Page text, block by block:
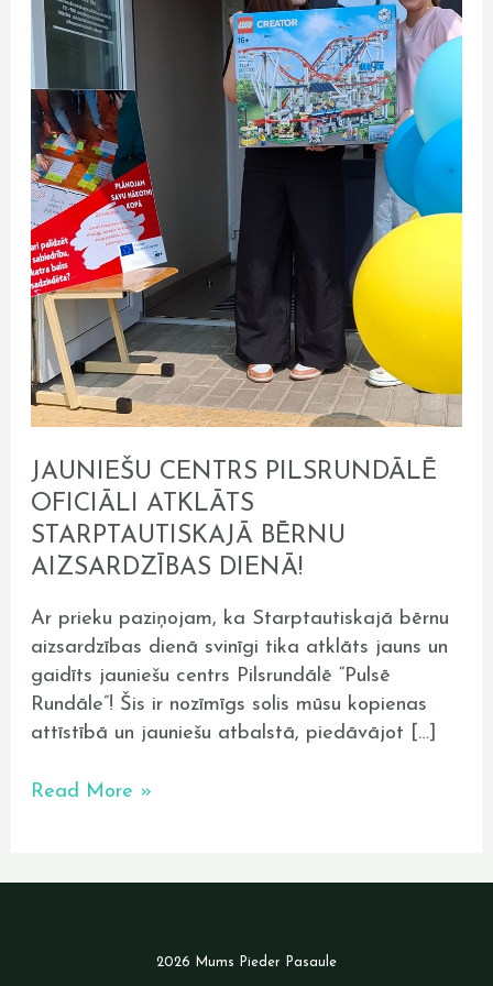
JAUNIEŠU CENTRS PILSRUNDĀLĒ
OFICIĀLI ATKLĀTS
STARPTAUTISKAJĀ BĒRNU
AIZSARDZĪBAS DIENĀ!
Ar prieku paziņojam, ka Starptautiskajā bērnu
aizsardzības dienā svinīgi tika atklāts jauns un
gaidīts jauniešu centrs Pilsrundālē “Pulsē
Rundāle”! Šis ir nozīmīgs solis mūsu kopienas
attīstībā un jauniešu atbalstā, piedāvājot […]
atklāts
starptautiskajā
bērnu
aizsardzības
dienā!
Read More »
2026 Mums Pieder Pasaule